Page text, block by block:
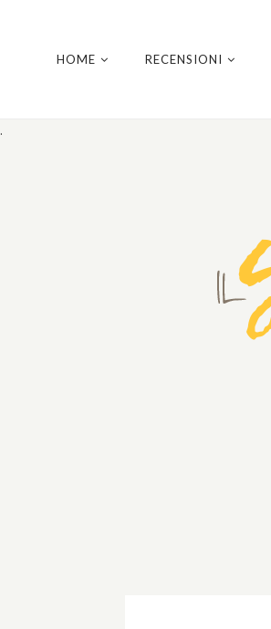
.
HOME RECENSIONI